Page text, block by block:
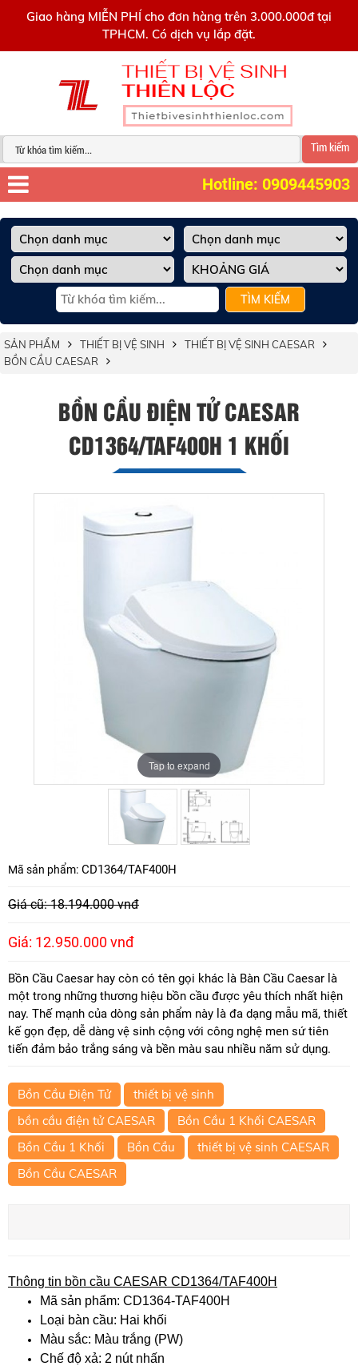
Giao hàng MIỄN PHÍ cho đơn hàng trên 3.000.000đ tại
TPHCM. Có dịch vụ lắp đặt.
Tìm kiếm
Hotline: 0909445903
TÌM KIẾM
SẢN PHẨM THIẾT BỊ VỆ SINH
THIẾT BỊ VỆ SINH CAESAR
BỒN CẦU CAESAR
BỒN CẦU ĐIỆN TỬ CAESAR
CD1364/TAF400H 1 KHỐI
Tap to expand
Tap to expand
Mã sản phẩm: CD1364/TAF400H
Giá cũ: 18.194.000 vnđ
Giá: 12.950.000 vnđ
Bồn Cầu Caesar hay còn có tên gọi khác là Bàn Cầu Caesar là
một trong những thương hiệu bồn cầu được yêu thích nhất hiện
nay. Thế mạnh của dòng sản phẩm này là đa dạng mẫu mã, thiết
kế gọn đẹp, dễ dàng vệ sinh cộng với công nghệ men sứ tiên
tiến đảm bảo trắng sáng và bền màu sau nhiều năm sử dụng.
Bồn Cầu Điện Tử
thiết bị vệ sinh
bồn cầu điện tử CAESAR
Bồn Cầu 1 Khối CAESAR
Bồn Cầu 1 Khối
Bồn Cầu
thiết bị vệ sinh CAESAR
Bồn Cầu CAESAR
Thông tin bồn cầu CAESAR CD1364/TAF400H
Mã sản phẩm: CD1364-TAF400H
Loại bàn cầu: Hai khối
Màu sắc: Màu trắng (PW)
Chế độ xả: 2 nút nhấn
0909445903